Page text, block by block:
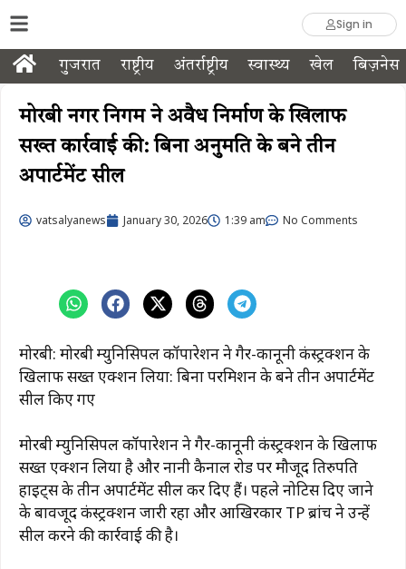
Sign in
गुजरात राष्ट्रीय अंतर्राष्ट्रीय स्वास्थ्य खेल बिज़नेस
मोरबी नगर निगम ने अवैध निर्माण के खिलाफ
सख्त कार्रवाई की: बिना अनुमति के बने तीन
अपार्टमेंट सील
vatsalyanews January 30, 2026 1:39 am No Comments
मोरबी: मोरबी म्युनिसिपल कॉर्पोरेशन ने गैर-कानूनी कंस्ट्रक्शन के
खिलाफ सख्त एक्शन लिया: बिना परमिशन के बने तीन अपार्टमेंट
सील किए गए
मोरबी म्युनिसिपल कॉर्पोरेशन ने गैर-कानूनी कंस्ट्रक्शन के खिलाफ
सख्त एक्शन लिया है और नानी कैनाल रोड पर मौजूद तिरुपति
हाइट्स के तीन अपार्टमेंट सील कर दिए हैं। पहले नोटिस दिए जाने
के बावजूद कंस्ट्रक्शन जारी रहा और आखिरकार TP ब्रांच ने उन्हें
सील करने की कार्रवाई की है।